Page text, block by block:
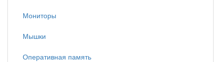
Мониторы
Мышки
Оперативная память